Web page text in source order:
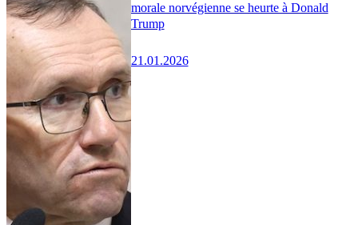
morale norvégienne se heurte à Donald
Trump
21.01.2026